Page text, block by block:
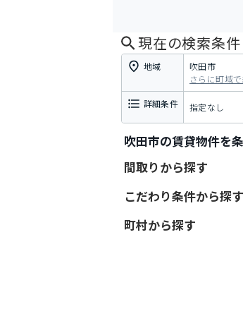
現在の検索条件
地域
吹田市
さらに町域
詳細条件 指定なし
吹田市の賃貸物件を
間取りから探す
こだわり条件から探す
町村から探す